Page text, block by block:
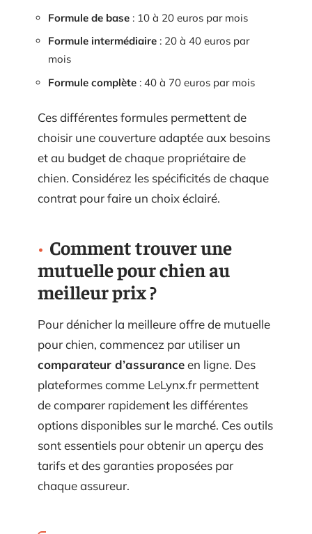
Formule de base : 10 à 20 euros par mois
Formule intermédiaire : 20 à 40 euros par
mois
Formule complète : 40 à 70 euros par mois
Ces différentes formules permettent de
choisir une couverture adaptée aux besoins
et au budget de chaque propriétaire de
chien. Considérez les spécificités de chaque
contrat pour faire un choix éclairé.
Comment trouver une
mutuelle pour chien au
meilleur prix ?
Pour dénicher la meilleure offre de mutuelle
pour chien, commencez par utiliser un
comparateur d’assuranceen ligne. Des
plateformes comme LeLynx.fr permettent
de comparer rapidement les différentes
options disponibles sur le marché. Ces outils
sont essentiels pour obtenir un aperçu des
tarifs et des garanties proposées par
chaque assureur.